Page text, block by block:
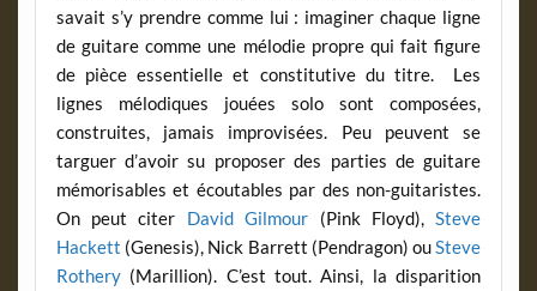
savait s’y prendre comme lui : imaginer chaque ligne
de guitare comme une mélodie propre qui fait figure
de pièce essentielle et constitutive du titre. Les
lignes mélodiques jouées solo sont composées,
construites, jamais improvisées. Peu peuvent se
targuer d’avoir su proposer des parties de guitare
mémorisables et écoutables par des non-guitaristes.
On peut citer David Gilmour (Pink Floyd), Steve
Hackett (Genesis), Nick Barrett (Pendragon) ou Steve
Rothery(Marillion). C’est tout. Ainsi, la disparition